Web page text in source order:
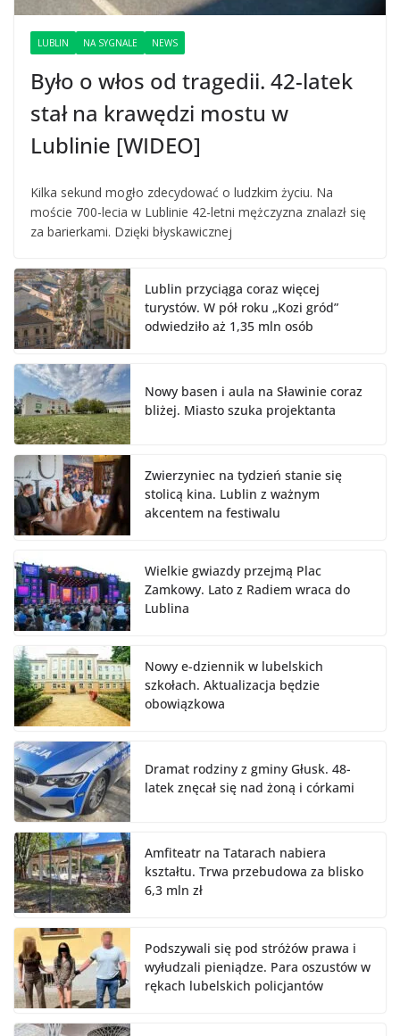
LUBLIN NA SYGNALE NEWS
Było o włos od tragedii. 42-latek
stał na krawędzi mostu w
Lublinie [WIDEO]
Kilka sekund mogło zdecydować o ludzkim życiu. Na
moście 700-lecia w Lublinie 42-letni mężczyzna znalazł się
za barierkami. Dzięki błyskawicznej
Lublin przyciąga coraz więcej
turystów. W pół roku „Kozi gród”
odwiedziło aż 1,35 mln osób
Nowy basen i aula na Sławinie coraz
bliżej. Miasto szuka projektanta
Zwierzyniec na tydzień stanie się
stolicą kina. Lublin z ważnym
akcentem na festiwalu
Wielkie gwiazdy przejmą Plac
Zamkowy. Lato z Radiem wraca do
Lublina
Nowy e-dziennik w lubelskich
szkołach. Aktualizacja będzie
obowiązkowa
Dramat rodziny z gminy Głusk. 48-
latek znęcał się nad żoną i córkami
Amfiteatr na Tatarach nabiera
kształtu. Trwa przebudowa za blisko
6,3 mln zł
Podszywali się pod stróżów prawa i
wyłudzali pieniądze. Para oszustów w
rękach lubelskich policjantów